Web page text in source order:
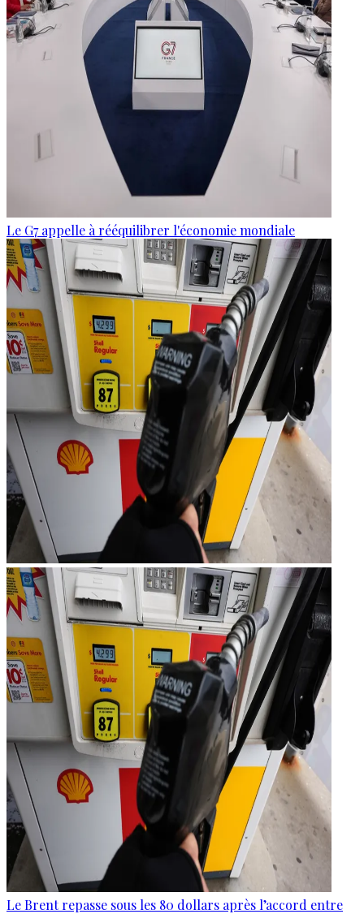
Le G7 appelle à rééquilibrer l'économie mondiale
Le Brent repasse sous les 80 dollars après l’accord entre